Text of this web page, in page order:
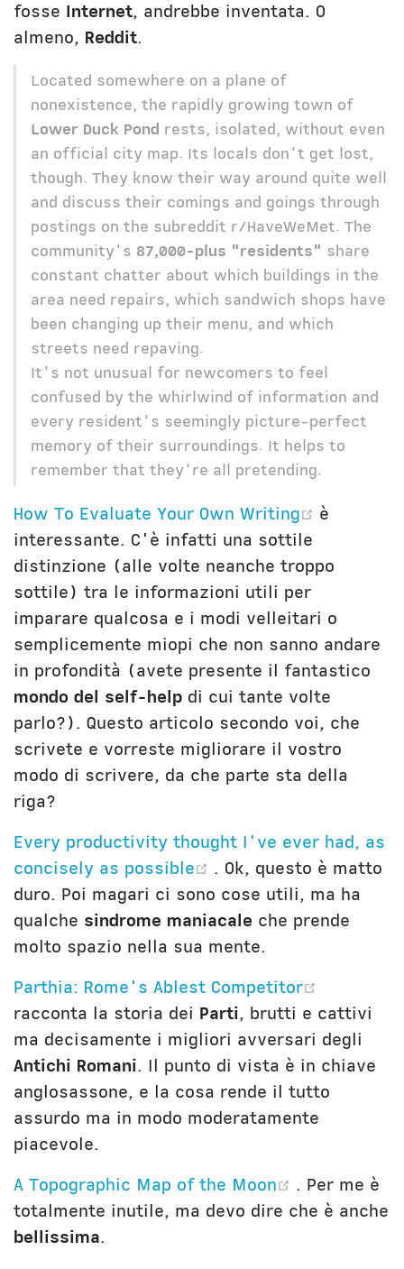
fosse Internet, andrebbe inventata. O
almeno, Reddit.
Located somewhere on a plane of
nonexistence, the rapidly growing town of
Lower Duck Pond rests, isolated, without even
an official city map. Its locals don't get lost,
though. They know their way around quite well
and discuss their comings and goings through
postings on the subreddit r/HaveWeMet. The
community's 87,000-plus "residents" share
constant chatter about which buildings in the
area need repairs, which sandwich shops have
been changing up their menu, and which
streets need repaving.
It's not unusual for newcomers to feel
confused by the whirlwind of information and
every resident's seemingly picture-perfect
memory of their surroundings. It helps to
remember that they're all pretending.
How To Evaluate Your Own Writing (opens
è
interessante. C'è infatti una sottile
distinzione (alle volte neanche troppo
sottile) tra le informazioni utili per
imparare qualcosa e i modi velleitari o
semplicemente miopi che non sanno andare
in profondità (avete presente il fantastico
mondo del self-help di cui tante volte
parlo?). Questo articolo secondo voi, che
scrivete e vorreste migliorare il vostro
modo di scrivere, da che parte sta della
riga?
Every productivity thought I've ever had, as
concisely as possible
(opens new window)
. Ok, questo è matto
duro. Poi magari ci sono cose utili, ma ha
qualche sindrome maniacale che prende
molto spazio nella sua mente.
Parthia: Rome's Ablest Competitor
racconta la storia dei Parti, brutti e cattivi
ma decisamente i migliori avversari degli
Antichi Romani. Il punto di vista è in chiave
anglosassone, e la cosa rende il tutto
assurdo ma in modo moderatamente
piacevole.
A Topographic Map of the Moon
(opens new
. Per me è
totalmente inutile, ma devo dire che è anche
bellissima.